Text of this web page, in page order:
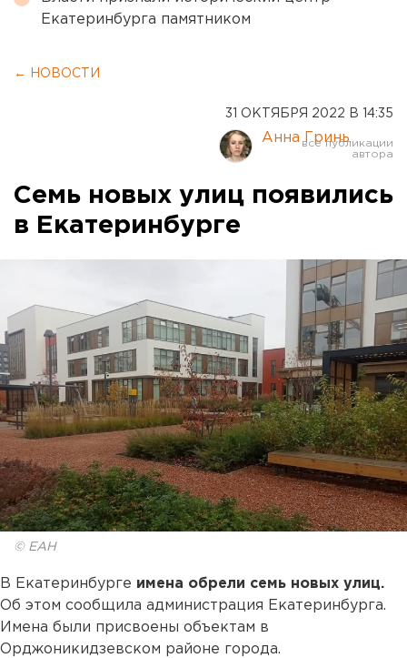
Екатеринбурга памятником
← НОВОСТИ
31 ОКТЯБРЯ 2022 В 14:35
Анна Гринь
Семь новых улиц появились
в Екатеринбурге
© ЕАН
В Екатеринбурге имена обрели семь новых улиц.
Об этом сообщила администрация Екатеринбурга.
Имена были присвоены объектам в
Орджоникидзевском районе города.